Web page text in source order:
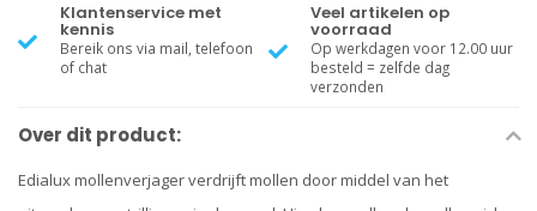
Klantenservice met
kennis
Bereik ons via mail, telefoon
of chat
Veel artikelen op
voorraad
Op werkdagen voor 12.00 uur
besteld = zelfde dag
verzonden
Over dit product:
Edialux mollenverjager verdrijft mollen door middel van het